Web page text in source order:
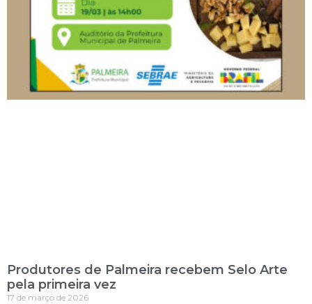
Produtores de Palmeira recebem Selo Arte
pela primeira vez
17 de março de 2026